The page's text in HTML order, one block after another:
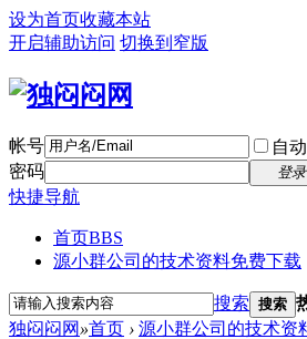
设为首页收藏本站
开启辅助访问 切换到窄版
帐号 自
密码
登录
快捷导航
首页BBS
源小群公司的技术资料免费下载
搜索 搜索
独闷闷网 »首页 › 源小群公司的技术资